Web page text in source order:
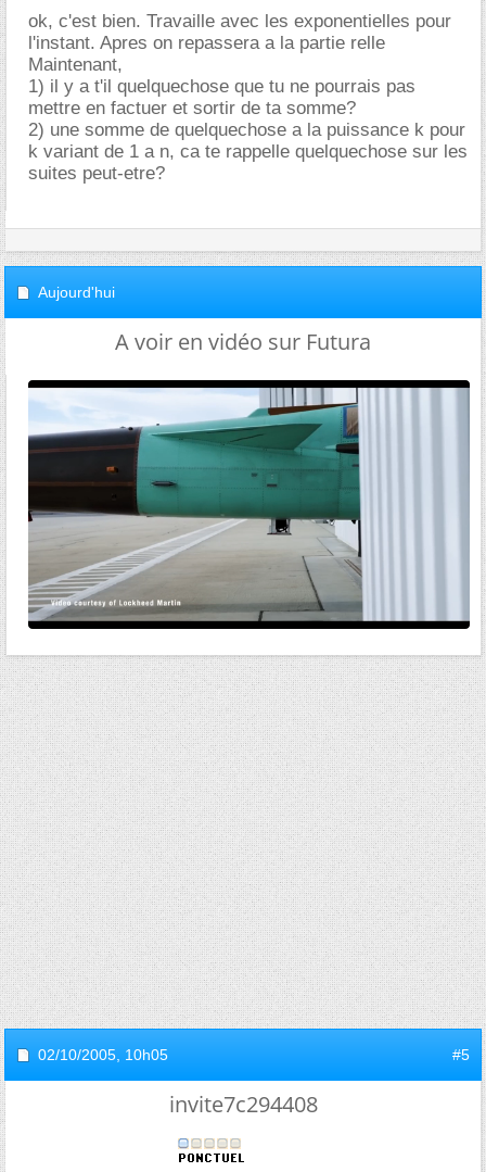
ok, c'est bien. Travaille avec les exponentielles pour
l'instant. Apres on repassera a la partie relle
Maintenant,
1) il y a t'il quelquechose que tu ne pourrais pas
mettre en factuer et sortir de ta somme?
2) une somme de quelquechose a la puissance k pour
k variant de 1 a n, ca te rappelle quelquechose sur les
suites peut-etre?
Aujourd'hui
A voir en vidéo sur Futura
02/10/2005, 10h05 #5
invite7c294408